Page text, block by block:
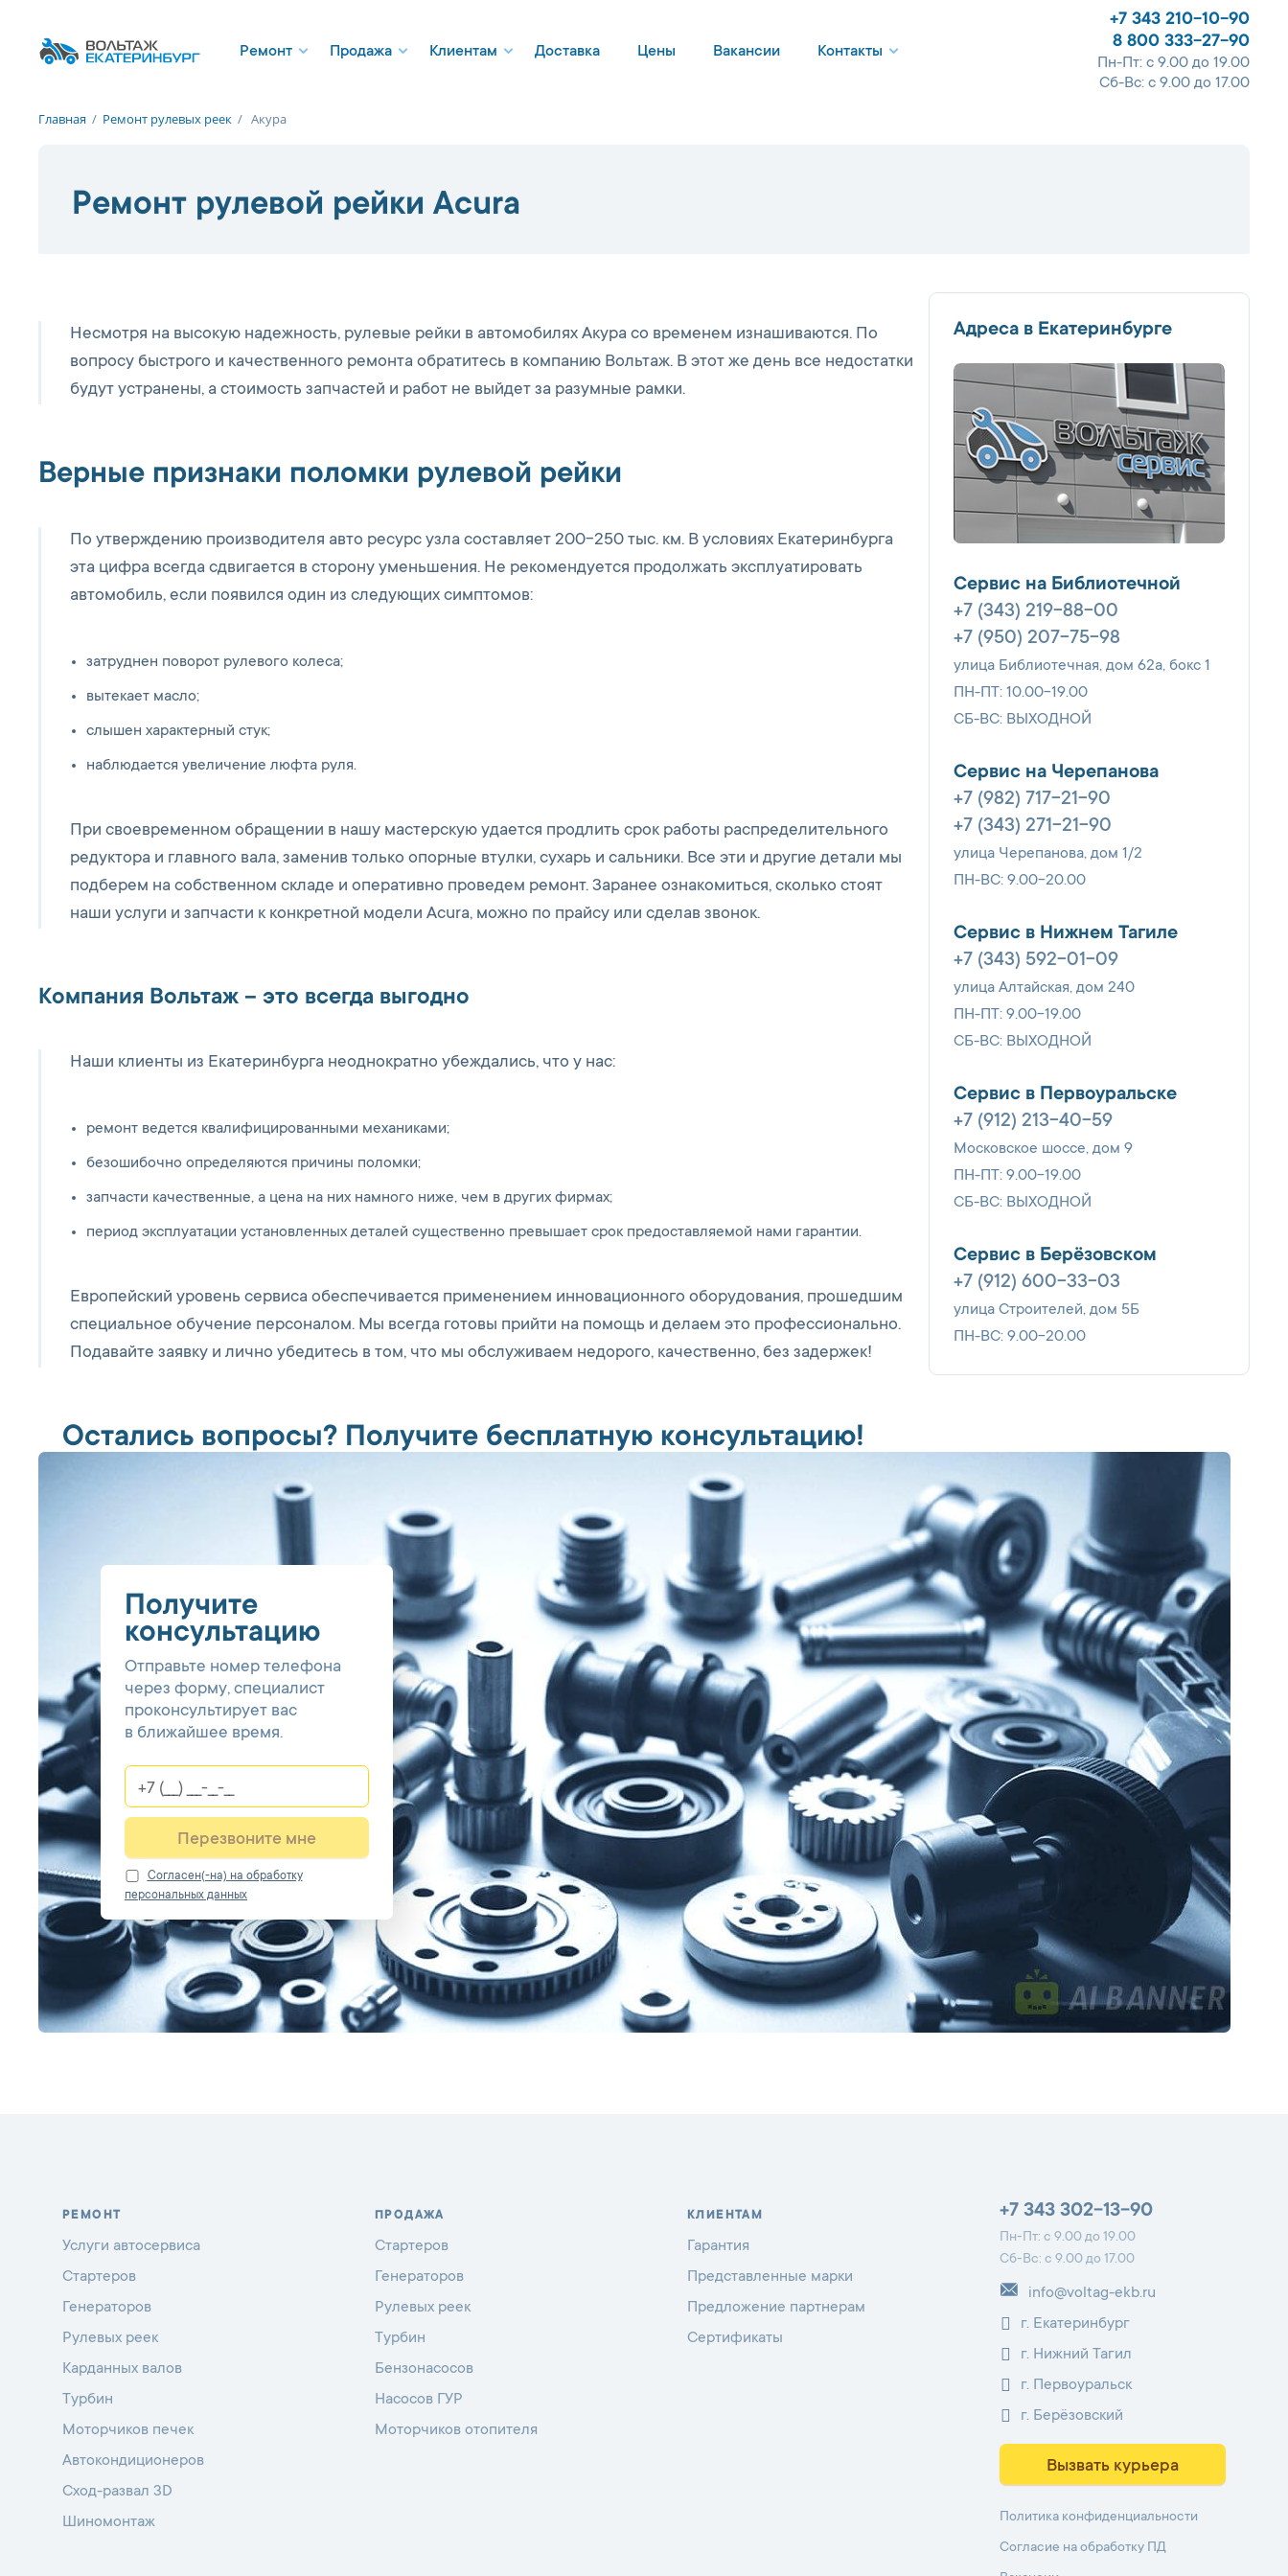
Ремонт Продажа Клиентам Доставка Цены Вакансии Контакты
+7 343 210-10-90
8 800 333-27-90
Пн-Пт: с 9.00 до 19.00
Сб-Вс: с 9.00 до 17.00
Главная / Ремонт рулевых реек / Акура
Ремонт рулевой рейки Acura
Несмотря на высокую надежность, рулевые рейки в автомобилях Акура со временем изнашиваются. По
вопросу быстрого и качественного ремонта обратитесь в компанию Вольтаж. В этот же день все недостатки
будут устранены, а стоимость запчастей и работ не выйдет за разумные рамки.
Верные признаки поломки рулевой рейки
По утверждению производителя авто ресурс узла составляет 200-250 тыс. км. В условиях Екатеринбурга
эта цифра всегда сдвигается в сторону уменьшения. Не рекомендуется продолжать эксплуатировать
автомобиль, если появился один из следующих симптомов:
затруднен поворот рулевого колеса;
вытекает масло;
слышен характерный стук;
наблюдается увеличение люфта руля.
При своевременном обращении в нашу мастерскую удается продлить срок работы распределительного
редуктора и главного вала, заменив только опорные втулки, сухарь и сальники. Все эти и другие детали мы
подберем на собственном складе и оперативно проведем ремонт. Заранее ознакомиться, сколько стоят
наши услуги и запчасти к конкретной модели Acura, можно по прайсу или сделав звонок.
Компания Вольтаж – это всегда выгодно
Наши клиенты из Екатеринбурга неоднократно убеждались, что у нас:
ремонт ведется квалифицированными механиками;
безошибочно определяются причины поломки;
запчасти качественные, а цена на них намного ниже, чем в других фирмах;
период эксплуатации установленных деталей существенно превышает срок предоставляемой нами гарантии.
Европейский уровень сервиса обеспечивается применением инновационного оборудования, прошедшим
специальное обучение персоналом. Мы всегда готовы прийти на помощь и делаем это профессионально.
Подавайте заявку и лично убедитесь в том, что мы обслуживаем недорого, качественно, без задержек!
Адреса в Екатеринбурге
Сервис на Библиотечной
+7 (343) 219-88-00
+7 (950) 207-75-98
улица Библиотечная, дом 62а, бокс 1
ПН-ПТ: 10.00-19.00
СБ-ВС: ВЫХОДНОЙ
Сервис на Черепанова
+7 (982) 717-21-90
+7 (343) 271-21-90
улица Черепанова, дом 1/2
ПН-ВС: 9.00-20.00
Сервис в Нижнем Тагиле
+7 (343) 592-01-09
улица Алтайская, дом 240
ПН-ПТ: 9.00-19.00
СБ-ВС: ВЫХОДНОЙ
Сервис в Первоуральске
+7 (912) 213-40-59
Московское шоссе, дом 9
ПН-ПТ: 9.00-19.00
СБ-ВС: ВЫХОДНОЙ
Сервис в Берёзовском
+7 (912) 600-33-03
улица Строителей, дом 5Б
ПН-ВС: 9.00-20.00
Остались вопросы? Получите бесплатную консультацию!
Получите
консультацию
Отправьте номер телефона
через форму, специалист
проконсультирует вас
в ближайшее время.
Перезвоните мне
Cогласен(-на) на обработку
персональных данных
РЕМОНТ
Услуги автосервиса
Стартеров
Генераторов
Рулевых реек
Карданных валов
Турбин
Моторчиков печек
Автокондиционеров
Сход-развал 3D
Шиномонтаж
ПРОДАЖА
Стартеров
Генераторов
Рулевых реек
Турбин
Бензонасосов
Насосов ГУР
Моторчиков отопителя
КЛИЕНТАМ
Гарантия
Представленные марки
Предложение партнерам
Сертификаты
+7 343 302-13-90
Пн-Пт: с 9.00 до 19.00
Сб-Вс: с 9.00 до 17.00
info@voltag-ekb.ru
г. Екатеринбург
г. Нижний Тагил
г. Первоуральск
г. Берёзовский
Вызвать курьера
Политика конфиденциальности
Согласие на обработку ПД